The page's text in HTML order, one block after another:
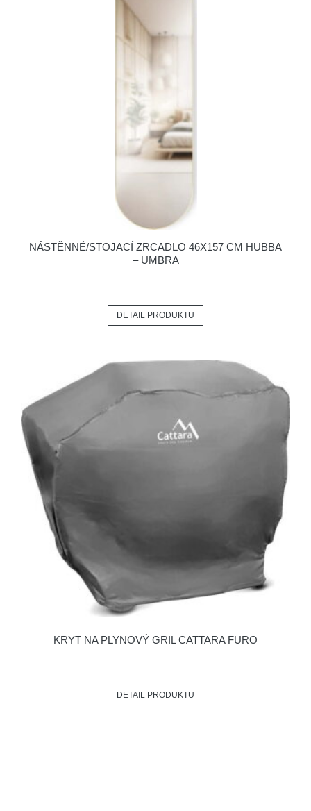
NÁSTĚNNÉ/STOJACÍ ZRCADLO 46X157 CM HUBBA
– UMBRA
DETAIL PRODUKTU
KRYT NA PLYNOVÝ GRIL CATTARA FURO
DETAIL PRODUKTU